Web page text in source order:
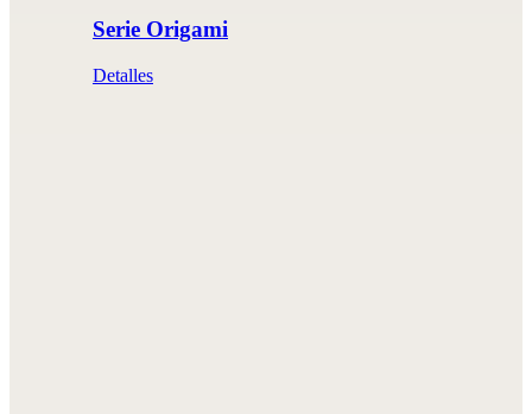
Serie Origami
Detalles